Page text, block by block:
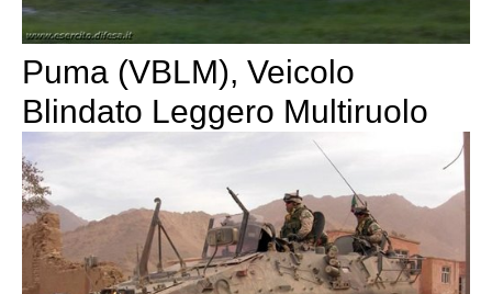
Puma (VBLM), Veicolo
Blindato Leggero Multiruolo